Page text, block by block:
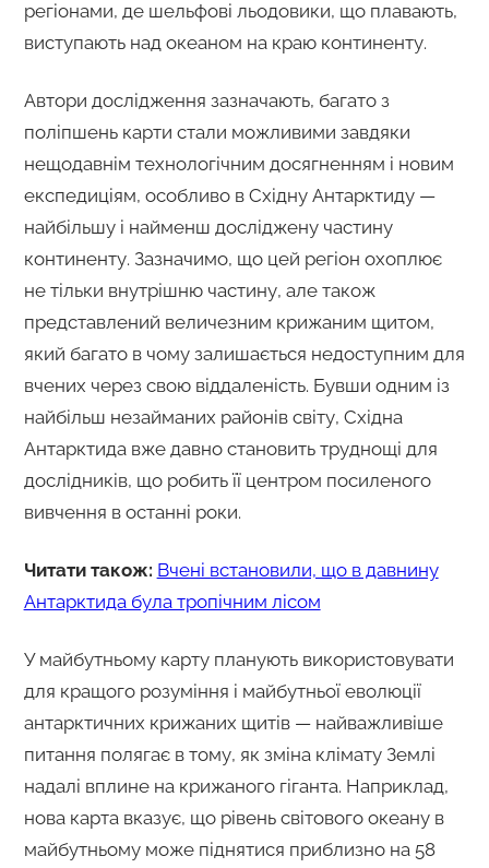
регіонами, де шельфові льодовики, що плавають,
виступають над океаном на краю континенту.
Автори дослідження зазначають, багато з
поліпшень карти стали можливими завдяки
нещодавнім технологічним досягненням і новим
експедиціям, особливо в Східну Антарктиду —
найбільшу і найменш досліджену частину
континенту. Зазначимо, що цей регіон охоплює
не тільки внутрішню частину, але також
представлений величезним крижаним щитом,
який багато в чому залишається недоступним для
вчених через свою віддаленість. Бувши одним із
найбільш незайманих районів світу, Східна
Антарктида вже давно становить труднощі для
дослідників, що робить її центром посиленого
вивчення в останні роки.
Читати також: Вчені встановили, що в давнину
Антарктида була тропічним лісом
У майбутньому карту планують використовувати
для кращого розуміння і майбутньої еволюції
антарктичних крижаних щитів — найважливіше
питання полягає в тому, як зміна клімату Землі
надалі вплине на крижаного гіганта. Наприклад,
нова карта вказує, що рівень світового океану в
майбутньому може піднятися приблизно на 58